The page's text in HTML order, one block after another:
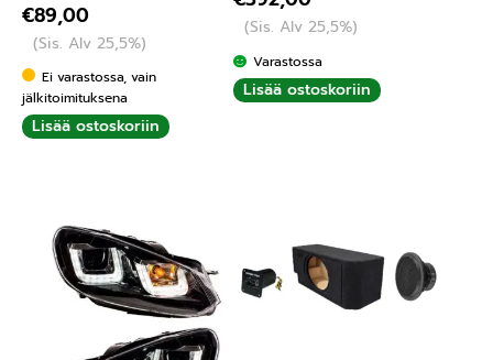
€89,00
(Sis. Alv 25,5%)
Ei varastossa, vain
jälkitoimituksena
Lisää ostoskoriin
(Sis. Alv 25,5%)
Varastossa
Lisää ostoskoriin